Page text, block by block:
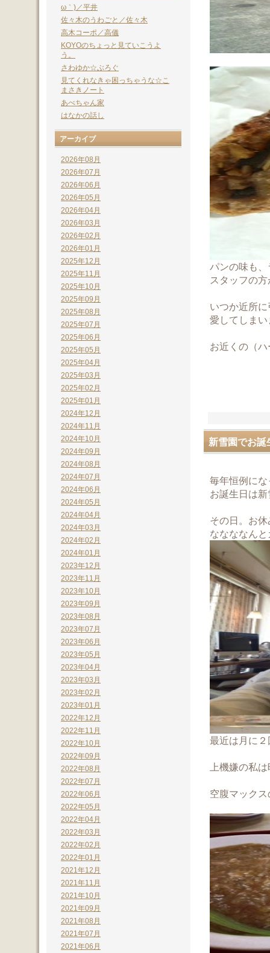
パンの味も
スタッフの
いつか近所
愛してしま
お近くの（
新雪園でお誕
毎年恒例に
お誕生日は
その日。お
ななななん
最近は月に
上機嫌の私
空腹マック
ω｀)／平井
佐々木のうわごと／佐々木
高木コーポ／高儀
KOYOのちょっと見ていこうよ
う。
さわゆか☆ぶろぐ
見てくれなきゃ困っちゃうな☆こ
まさきノート
あべちゃん家
はなかの話し
アーカイブ
2026年08月
2026年07月
2026年06月
2026年05月
2026年04月
2026年03月
2026年02月
2026年01月
2025年12月
2025年11月
2025年10月
2025年09月
2025年08月
2025年07月
2025年06月
2025年05月
2025年04月
2025年03月
2025年02月
2025年01月
2024年12月
2024年11月
2024年10月
2024年09月
2024年08月
2024年07月
2024年06月
2024年05月
2024年04月
2024年03月
2024年02月
2024年01月
2023年12月
2023年11月
2023年10月
2023年09月
2023年08月
2023年07月
2023年06月
2023年05月
2023年04月
2023年03月
2023年02月
2023年01月
2022年12月
2022年11月
2022年10月
2022年09月
2022年08月
2022年07月
2022年06月
2022年05月
2022年04月
2022年03月
2022年02月
2022年01月
2021年12月
2021年11月
2021年10月
2021年09月
2021年08月
2021年07月
2021年06月